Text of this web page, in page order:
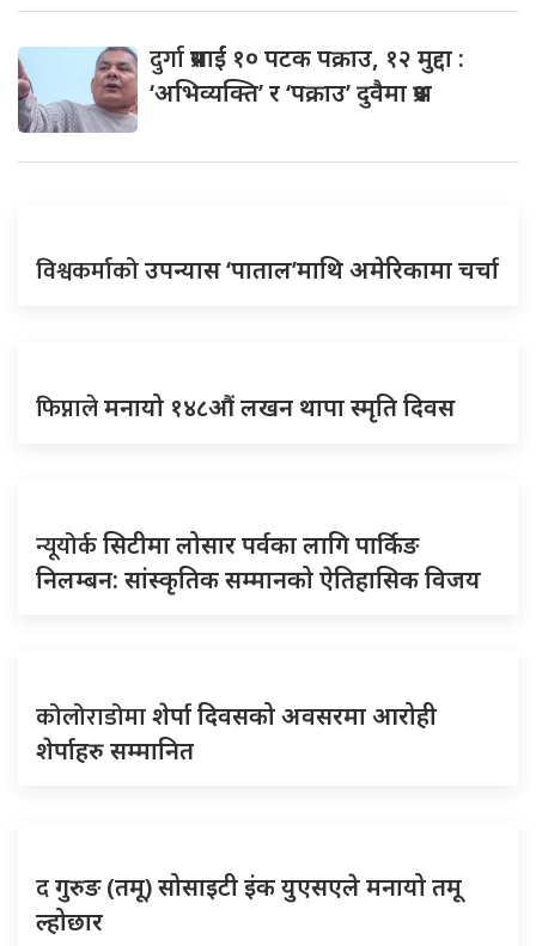
दुर्गाप्रसाईं १० पटक पक्राउ, १२ मुद्दा :
‘अभिव्यक्ति’ र ‘पक्राउ’ दुवैमा प्रश्न
विश्वकर्माकोउपन्यास ‘पाताल’माथि अमेरिकामा चर्चा
फिप्नालेमनायो १४८औं लखन थापा स्मृति दिवस
न्यूयोर्कसिटीमा लोसार पर्वका लागि पार्किङ
निलम्बन: सांस्कृतिक सम्मानको ऐतिहासिक विजय
कोलोराडोमाशेर्पा दिवसको अवसरमा आरोही
शेर्पाहरु सम्मानित
दगुरुङ (तमू) सोसाइटी इंक युएसएले मनायो तमू
ल्होछार